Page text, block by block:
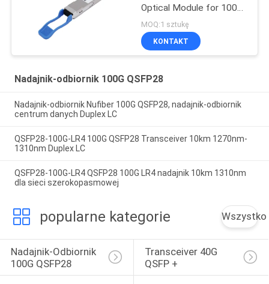
Optical Module for 100G
QSFP28 Transceiver
MOQ:1 sztukę
KONTAKT
Nadajnik-odbiornik 100G QSFP28
Nadajnik-odbiornik Nufiber 100G QSFP28, nadajnik-odbiornik
centrum danych Duplex LC
QSFP28-100G-LR4 100G QSFP28 Transceiver 10km 1270nm-
1310nm Duplex LC
QSFP28-100G-LR4 QSFP28 100G LR4 nadajnik 10km 1310nm
dla sieci szerokopasmowej
popularne kategorie Wszystko
Nadajnik-Odbiornik
100G QSFP28
Transceiver 40G
QSFP +